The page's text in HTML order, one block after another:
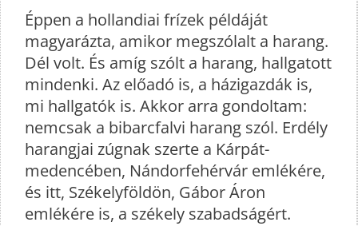
Éppen a hollandiai frízek példáját
magyarázta, amikor megszólalt a harang.
Dél volt. És amíg szólt a harang, hallgatott
mindenki. Az előadó is, a házigazdák is,
mi hallgatók is. Akkor arra gondoltam:
nemcsak a bibarcfalvi harang szól. Erdély
harangjai zúgnak szerte a Kárpát-
medencében, Nándorfehérvár emlékére,
és itt, Székelyföldön, Gábor Áron
emlékére is, a székely szabadságért.